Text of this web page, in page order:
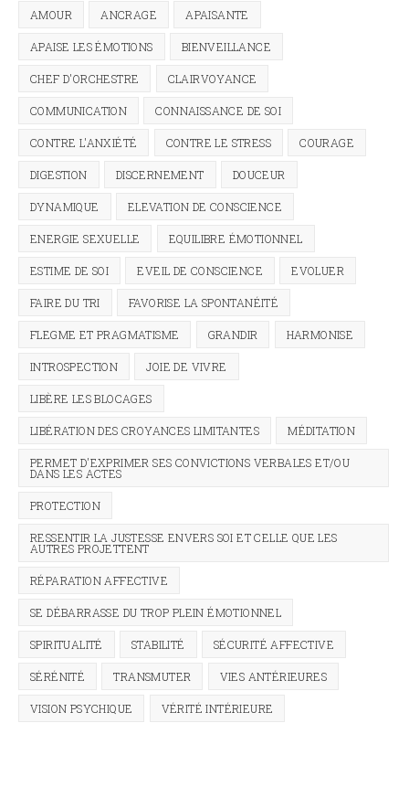
AMOUR ANCRAGE APAISANTE
APAISE LES ÉMOTIONS BIENVEILLANCE
CHEF D'ORCHESTRE CLAIRVOYANCE
COMMUNICATION CONNAISSANCE DE SOI
CONTRE L'ANXIÉTÉ CONTRE LE STRESS COURAGE
DIGESTION DISCERNEMENT DOUCEUR
DYNAMIQUE ELEVATION DE CONSCIENCE
ENERGIE SEXUELLE EQUILIBRE ÉMOTIONNEL
ESTIME DE SOI EVEIL DE CONSCIENCE EVOLUER
FAIRE DU TRI FAVORISE LA SPONTANÉITÉ
FLEGME ET PRAGMATISME GRANDIR HARMONISE
INTROSPECTION JOIE DE VIVRE
LIBÈRE LES BLOCAGES
LIBÉRATION DES CROYANCES LIMITANTES MÉDITATION
PERMET D'EXPRIMER SES CONVICTIONS VERBALES ET/OU
DANS LES ACTES
PROTECTION
RESSENTIR LA JUSTESSE ENVERS SOI ET CELLE QUE LES
AUTRES PROJETTENT
RÉPARATION AFFECTIVE
SE DÉBARRASSE DU TROP PLEIN ÉMOTIONNEL
SPIRITUALITÉ STABILITÉ SÉCURITÉ AFFECTIVE
SÉRÉNITÉ TRANSMUTER VIES ANTÉRIEURES
VISION PSYCHIQUE VÉRITÉ INTÉRIEURE